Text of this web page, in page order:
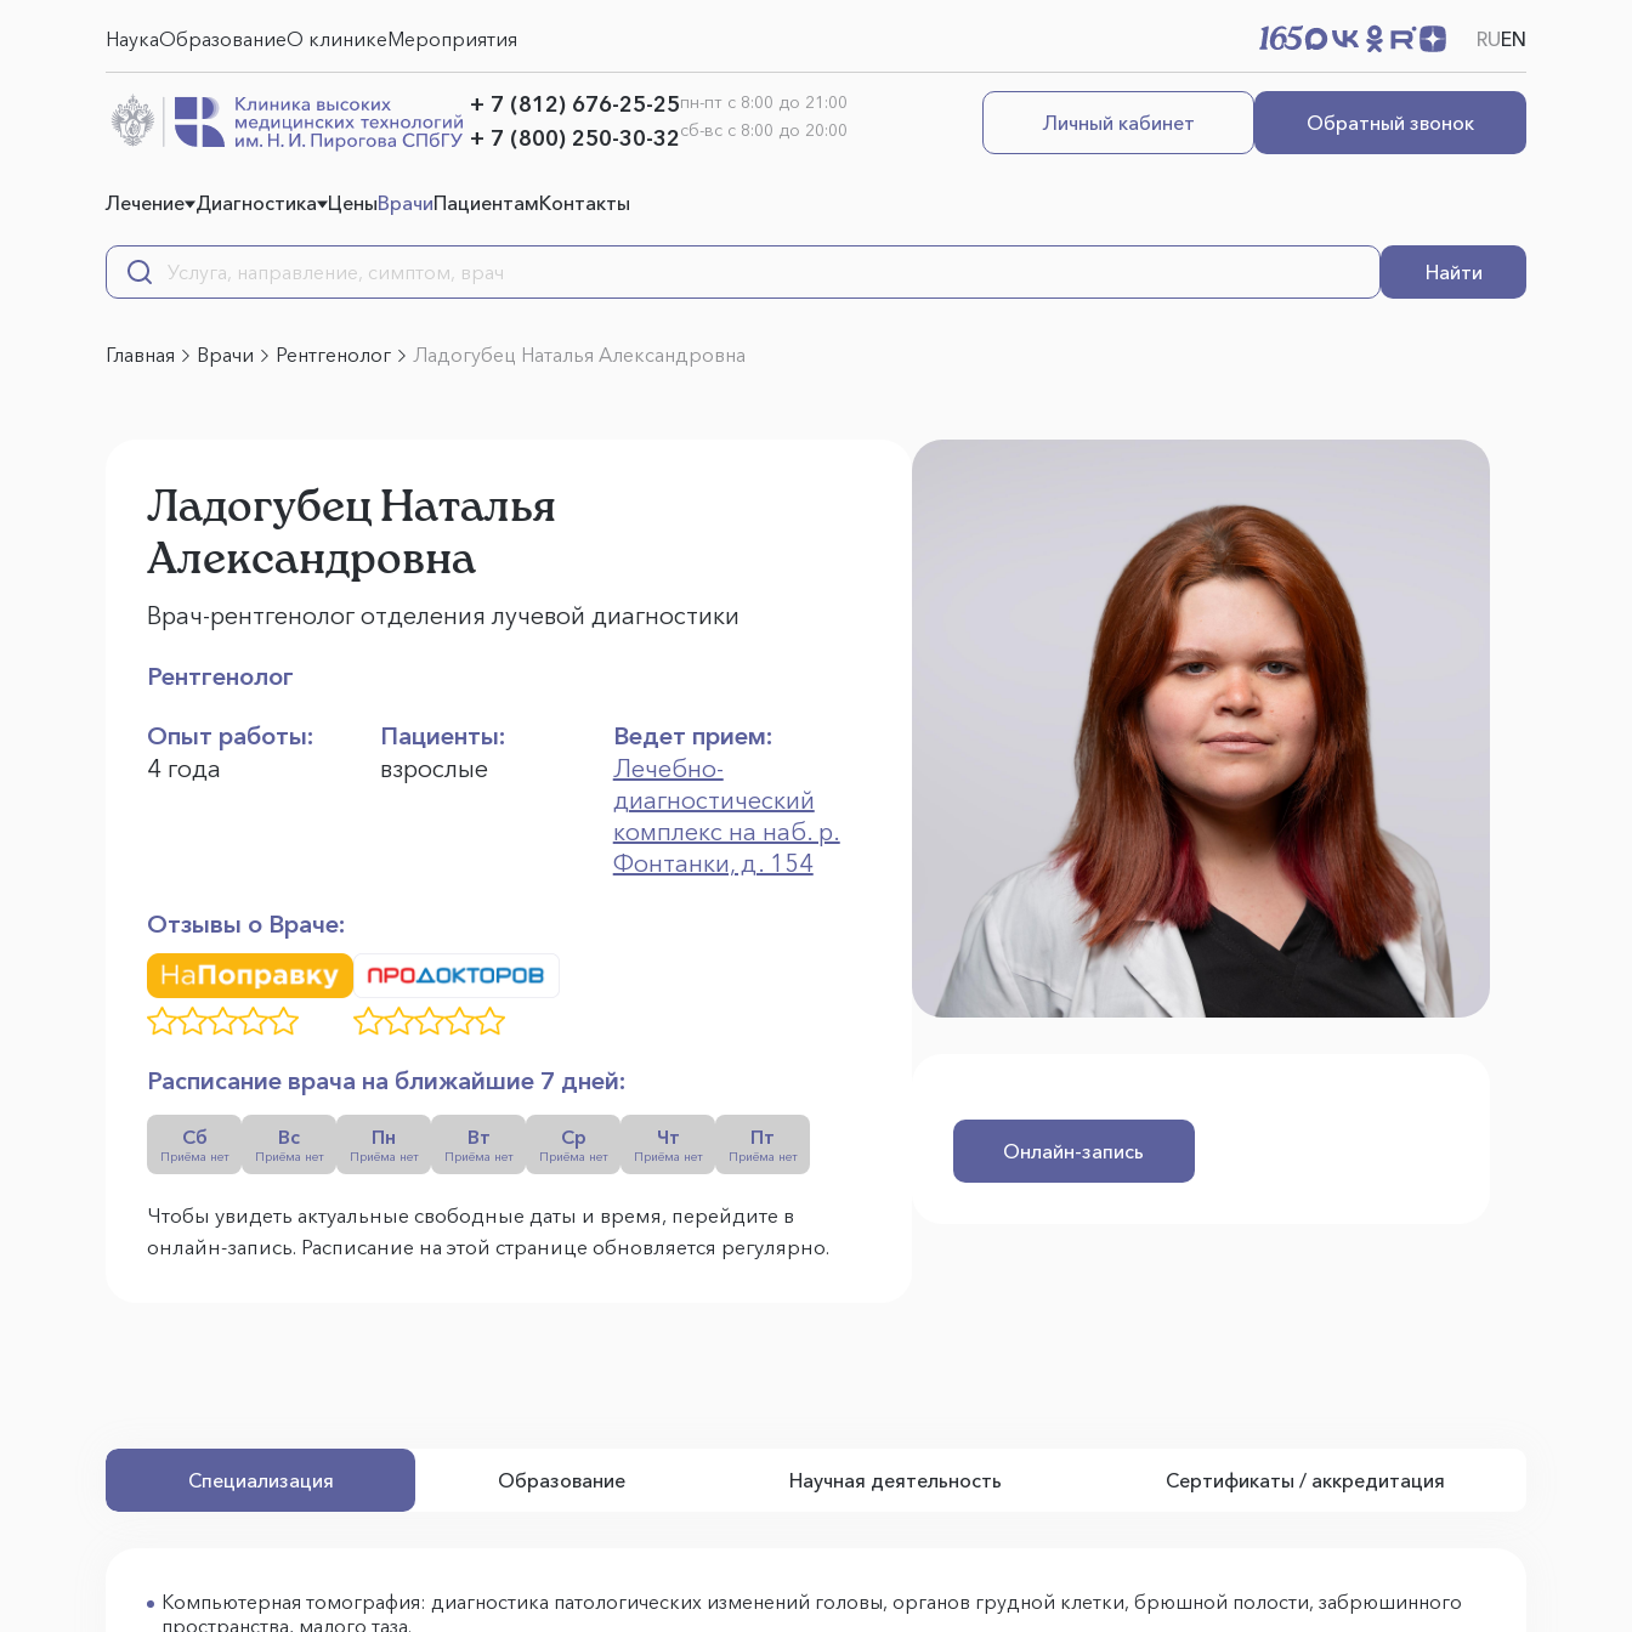
НаукаОбразованиеО клиникеМероприятия RUEN
+ 7 (812) 676-25-25
+ 7 (800) 250-30-32
пн-пт с 8:00 до 21:00
сб-вс с 8:00 до 20:00
Обратный звонок
Личный кабинет
Лечение Диагностика ЦеныВрачиПациентамКонтакты
Найти
Главная Врачи Рентгенолог Ладогубец Наталья Александровна
Ладогубец Наталья
Александровна
Врач-рентгенолог отделения лучевой диагностики
Рентгенолог
Опыт работы:
4 года
Пациенты:
взрослые
Ведет прием:
Лечебно-
диагностический
комплекс на наб. р.
Фонтанки, д. 154
Отзывы о Враче:
Расписание врача на ближайшие 7 дней:
Сб
Приёма нет
Вс
Приёма нет
Пн
Приёма нет
Вт
Приёма нет
Ср
Приёма нет
Чт
Приёма нет
Пт
Приёма нет
Чтобы увидеть актуальные свободные даты и время, перейдите в
онлайн-запись. Расписание на этой странице обновляется регулярно.
Онлайн-запись
Специализация Образование Научная деятельность Сертификаты / аккредитация
Компьютерная томография: диагностика патологических изменений головы, органов грудной клетки, брюшной полости, забрюшинного
пространства, малого таза.